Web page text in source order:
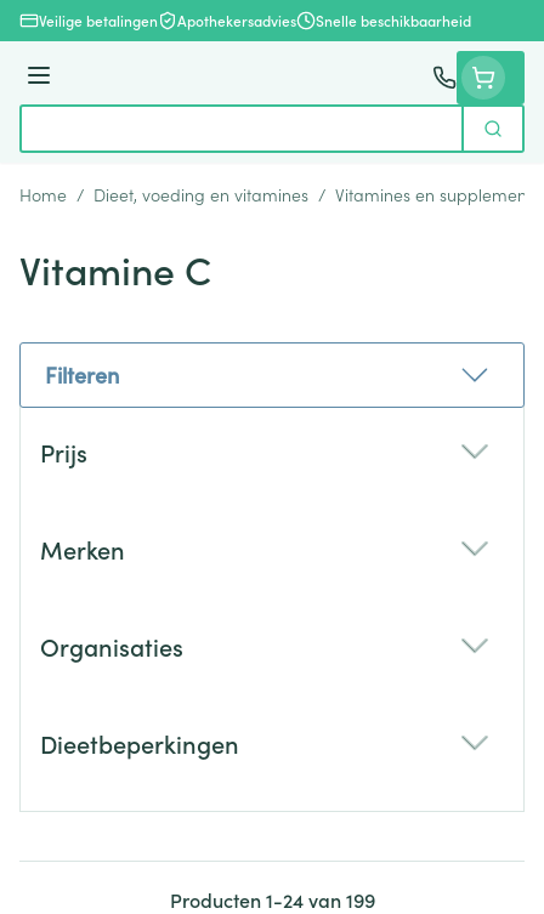
Ga naar de inhoud
Veilige betalingen Apothekersadvies Snelle beschikbaarheid
Menu
Zoek
Home / Dieet, voeding en vitamines / Vitamines en
Vitamine C
Filteren
Prijs
Merken
Organisaties
Dieetbeperkingen
Producten1-24van199